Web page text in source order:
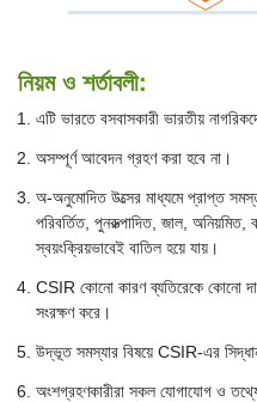
নিয়ম ও শর্তাবলী:
এটি ভারতে বসবাসকারী ভারতীয়
অসম্পূর্ণ আবেদন গ্রহণ করা হবে না।
অ-অনুমোদিত উত্সের মাধ্যমে প্রাপ্ত
পরিবর্তিত, পুনরুত্পাদিত, জাল,
স্বয়ংক্রিয়ভাবেই বাতিল হয়ে যায়।
CSIR কোনো কারণ ব্যতিরেকে কোনো
সংরক্ষণ করে।
উদ্ভূত সমস্যার বিষয়ে CSIR-এর
অংশগ্রহণকারীরা সকল যোগাযোগ ও